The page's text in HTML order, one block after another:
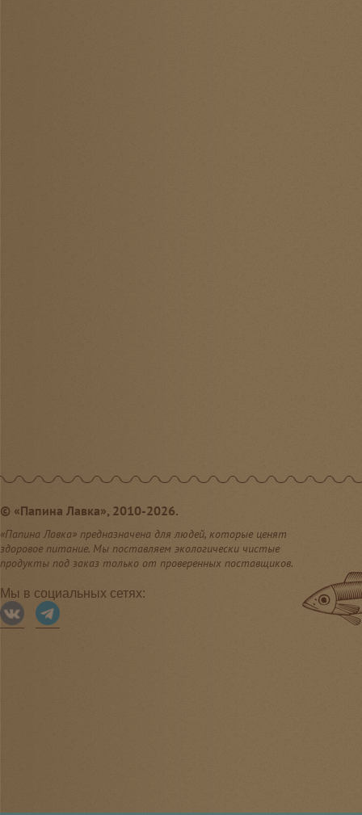
© «Папина Лавка», 2010-2026.
«Папина Лавка» предназначена для людей, которые ценят
здоровое питание. Мы поставляем экологически чистые
продукты под заказ только от проверенных поставщиков.
Мы в социальных сетях: